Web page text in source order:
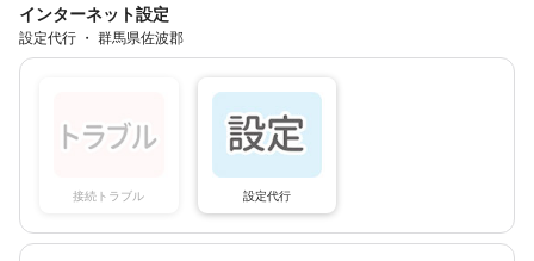
インターネット設定
設定代行 ・ 群馬県佐波郡
接続トラブル 設定代行